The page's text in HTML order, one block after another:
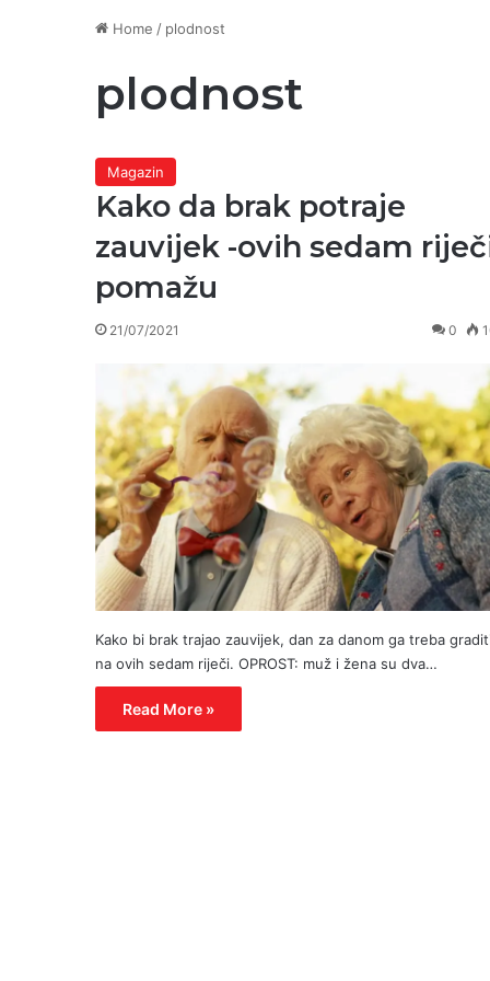
Home / plodnost
plodnost
Magazin
Kako da brak potraje
zauvijek -ovih sedam
pomažu
21/07/2021 0
Kako bi brak trajao zauvijek, dan za danom ga treba
na ovih sedam riječi. OPROST: muž i žena su dva…
Read More »